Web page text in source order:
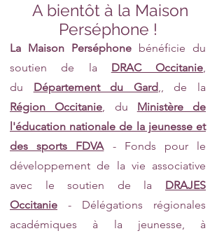
A bientôt à la Maison
Perséphone !
La Maison Perséphone bénéficie du
soutien de la DRAC Occitanie,
du Département du Gard,, de la
Région Occitanie, du Ministère de
l'éducation nationale de la jeunesse et
des sports FDVA- Fonds pour le
développement de la vie associative
avec le soutien de la DRAJES
Occitanie - Délégations régionales
académiques à la jeunesse, à